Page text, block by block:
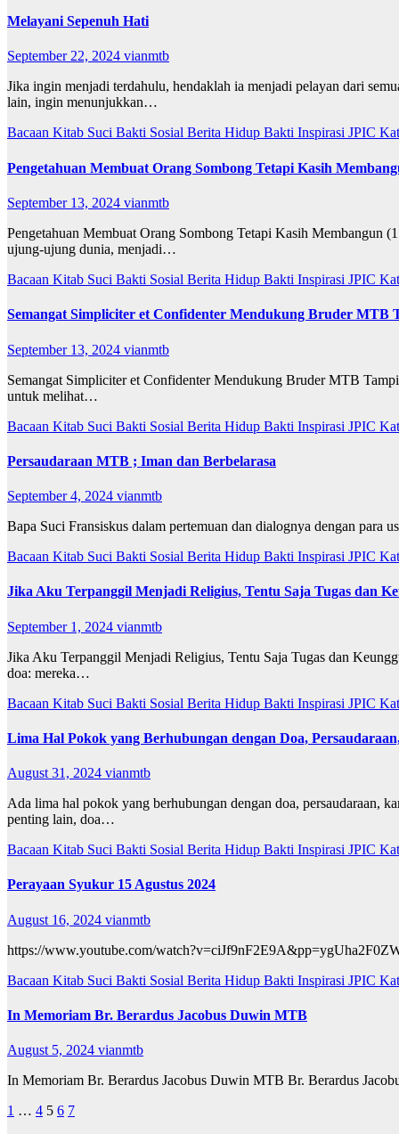
Melayani Sepenuh Hati
September 22, 2024 vianmtb
Jika ingin menjadi terdahulu, hendaklah ia menjadi pelayan dari
lain, ingin menunjukkan…
Bacaan Kitab Suci Bakti Sosial Berita Hidup Bakti Inspirasi JPIC
Pengetahuan Membuat Orang Sombong Tetapi Kasih
September 13, 2024 vianmtb
Pengetahuan Membuat Orang Sombong Tetapi Kasih Membangun
ujung-ujung dunia, menjadi…
Bacaan Kitab Suci Bakti Sosial Berita Hidup Bakti Inspirasi JPIC
Semangat Simpliciter et Confidenter Mendukung Bruder MTB
September 13, 2024 vianmtb
Semangat Simpliciter et Confidenter Mendukung Bruder MTB
untuk melihat…
Bacaan Kitab Suci Bakti Sosial Berita Hidup Bakti Inspirasi JPIC
Persaudaraan MTB ; Iman dan Berbelarasa
September 4, 2024 vianmtb
Bapa Suci Fransiskus dalam pertemuan dan dialognya dengan
Bacaan Kitab Suci Bakti Sosial Berita Hidup Bakti Inspirasi JPIC
Jika Aku Terpanggil Menjadi Religius, Tentu Saja Tugas dan
September 1, 2024 vianmtb
Jika Aku Terpanggil Menjadi Religius, Tentu Saja Tugas dan
doa: mereka…
Bacaan Kitab Suci Bakti Sosial Berita Hidup Bakti Inspirasi JPIC
Lima Hal Pokok yang Berhubungan dengan Doa,
August 31, 2024 vianmtb
Ada lima hal pokok yang berhubungan dengan doa, persaudaraan,
penting lain, doa…
Bacaan Kitab Suci Bakti Sosial Berita Hidup Bakti Inspirasi JPIC
Perayaan Syukur 15 Agustus 2024
August 16, 2024 vianmtb
https://www.youtube.com/
Bacaan Kitab Suci Bakti Sosial Berita Hidup Bakti Inspirasi JPIC
In Memoriam Br. Berardus Jacobus Duwin MTB
August 5, 2024 vianmtb
In Memoriam Br. Berardus Jacobus Duwin MTB Br. Berardus
Posts
1 … 4 5 6 7